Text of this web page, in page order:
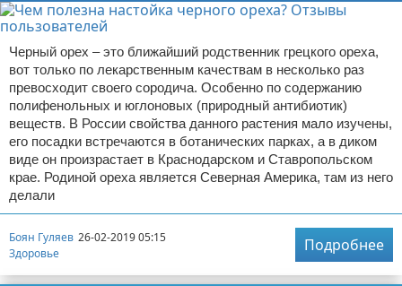
Черный орех – это ближайший родственник грецкого ореха,
вот только по лекарственным качествам в несколько раз
превосходит своего сородича. Особенно по содержанию
полифенольных и юглоновых (природный антибиотик)
веществ. В России свойства данного растения мало изучены,
его посадки встречаются в ботанических парках, а в диком
виде он произрастает в Краснодарском и Ставропольском
крае. Родиной ореха является Северная Америка, там из него
делали
Боян Гуляев 26-02-2019 05:15
Здоровье
Подробнее